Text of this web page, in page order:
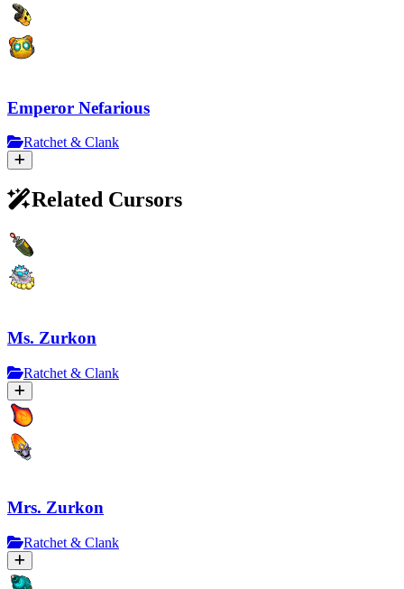
Emperor Nefarious
Ratchet & Clank
Related Cursors
Ms. Zurkon
Ratchet & Clank
Mrs. Zurkon
Ratchet & Clank